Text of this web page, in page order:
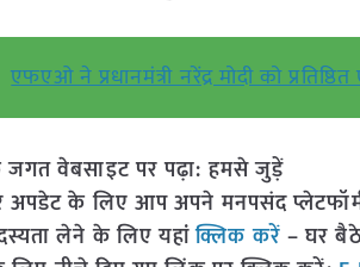
एफएओ ने प्रधानमंत्री नरेंद्र मोदी को
वेबसाइट पर पढ़ा: हमसे जुड़ें
अपडेट के लिए आप अपने मनपसंद
लेने के लिए यहांक्लिक करें – घर